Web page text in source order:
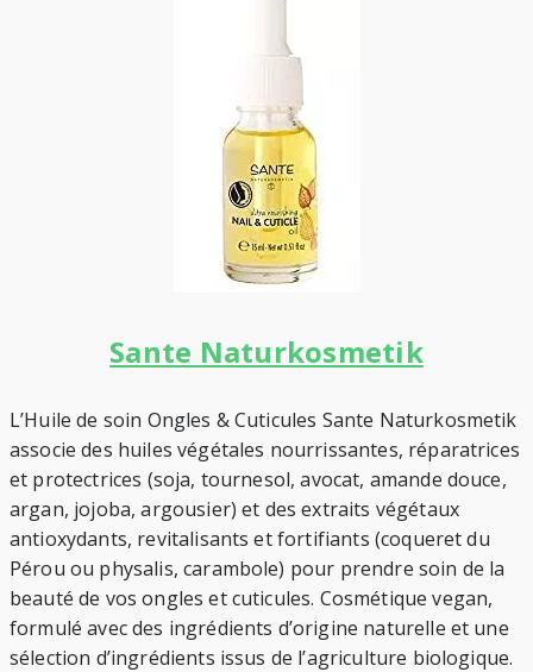
Sante Naturkosmetik
L’Huile de soin Ongles & Cuticules Sante Naturkosmetik
associe des huiles végétales nourrissantes, réparatrices
et protectrices (soja, tournesol, avocat, amande douce,
argan, jojoba, argousier) et des extraits végétaux
antioxydants, revitalisants et fortifiants (coqueret du
Pérou ou physalis, carambole) pour prendre soin de la
beauté de vos ongles et cuticules. Cosmétique vegan,
formulé avec des ingrédients d’origine naturelle et une
sélection d’ingrédients issus de l’agriculture biologique.